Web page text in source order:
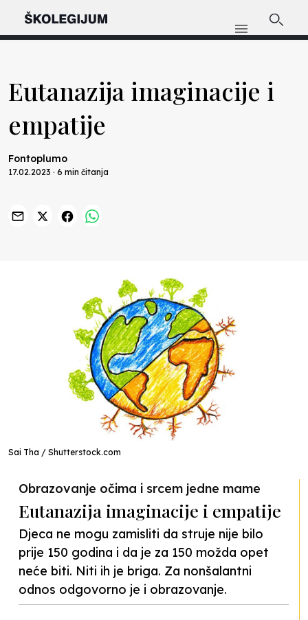
Eutanazija imaginacije i
empatije
Fontoplumo
17.02.2023 · 6 min čitanja
Sai Tha / Shutterstock.com
Obrazovanje očima i srcem jedne mame
Eutanazija imaginacije i empatije
Djeca ne mogu zamisliti da struje nije bilo
prije 150 godina i da je za 150 možda opet
neće biti. Niti ih je briga. Za nonšalantni
odnos odgovorno je i obrazovanje.